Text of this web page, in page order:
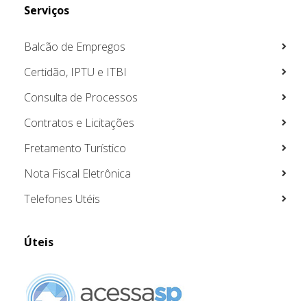
Serviços
Balcão de Empregos
Certidão, IPTU e ITBI
Consulta de Processos
Contratos e Licitações
Fretamento Turístico
Nota Fiscal Eletrônica
Telefones Utéis
Úteis